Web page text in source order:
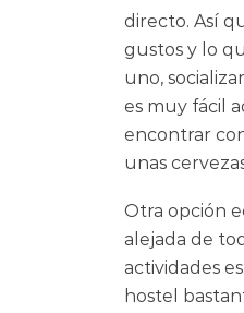
directo. Así
gustos y lo
uno,
es muy fácil
encontrar
unas
Otra opción
alejada de
actividades es
hostel